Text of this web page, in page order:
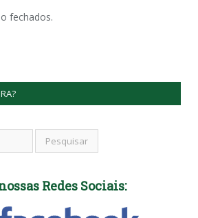
fechados.
Redes Sociais: